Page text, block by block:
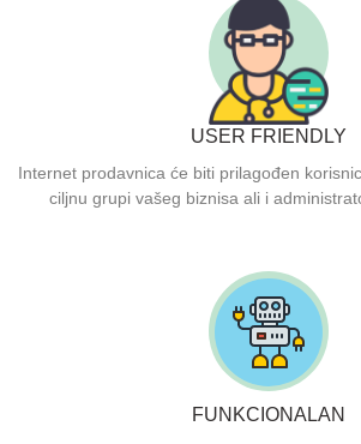
USER FRIENDLY
Internet prodavnica će biti prilagođen
ciljnu grupi vašeg biznisa ali i
FUNKCIONALAN